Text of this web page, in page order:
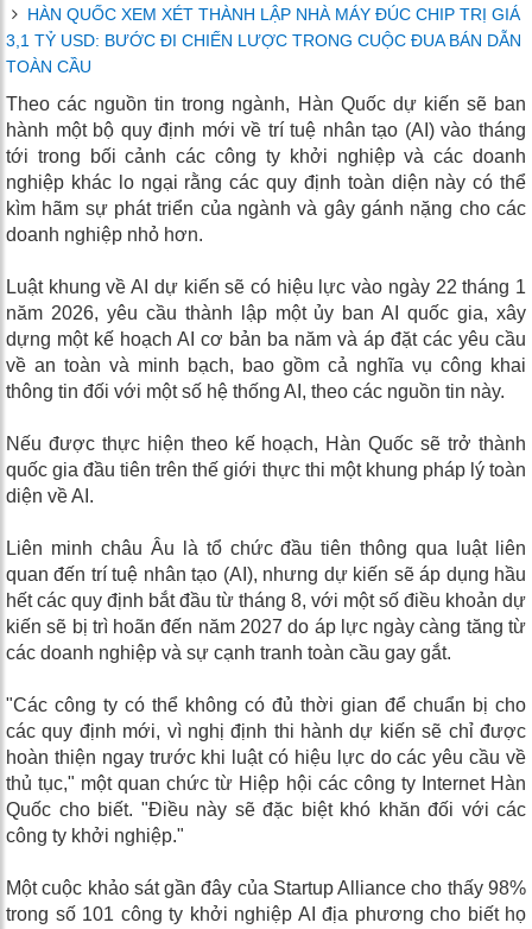
HÀN QUỐC XEM XÉT THÀNH LẬP NHÀ MÁY ĐÚC CHIP TRỊ GIÁ
3,1 TỶ USD: BƯỚC ĐI CHIẾN LƯỢC TRONG CUỘC ĐUA BÁN DẪN
TOÀN CẦU
Theo các nguồn tin trong ngành, Hàn Quốc dự kiến ​​sẽ ban
hành một bộ quy định mới về trí tuệ nhân tạo (AI) vào tháng
tới trong bối cảnh các công ty khởi nghiệp và các doanh
nghiệp khác lo ngại rằng các quy định toàn diện này có thể
kìm hãm sự phát triển của ngành và gây gánh nặng cho các
doanh nghiệp nhỏ hơn.
Luật khung về AI dự kiến ​​sẽ có hiệu lực vào ngày 22 tháng 1
năm 2026, yêu cầu thành lập một ủy ban AI quốc gia, xây
dựng một kế hoạch AI cơ bản ba năm và áp đặt các yêu cầu
về an toàn và minh bạch, bao gồm cả nghĩa vụ công khai
thông tin đối với một số hệ thống AI, theo các nguồn tin này.
Nếu được thực hiện theo kế hoạch, Hàn Quốc sẽ trở thành
quốc gia đầu tiên trên thế giới thực thi một khung pháp lý toàn
diện về AI.
Liên minh châu Âu là tổ chức đầu tiên thông qua luật liên
quan đến trí tuệ nhân tạo (AI), nhưng dự kiến ​​sẽ áp dụng hầu
hết các quy định bắt đầu từ tháng 8, với một số điều khoản dự
kiến ​​sẽ bị trì hoãn đến năm 2027 do áp lực ngày càng tăng từ
các doanh nghiệp và sự cạnh tranh toàn cầu gay gắt.
"Các công ty có thể không có đủ thời gian để chuẩn bị cho
các quy định mới, vì nghị định thi hành dự kiến ​​sẽ chỉ được
hoàn thiện ngay trước khi luật có hiệu lực do các yêu cầu về
thủ tục," một quan chức từ Hiệp hội các công ty Internet Hàn
Quốc cho biết. "Điều này sẽ đặc biệt khó khăn đối với các
công ty khởi nghiệp."
Một cuộc khảo sát gần đây của Startup Alliance cho thấy 98%
trong số 101 công ty khởi nghiệp AI địa phương cho biết họ